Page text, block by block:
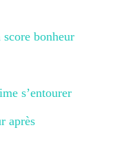
bonheur
s’entourer
après